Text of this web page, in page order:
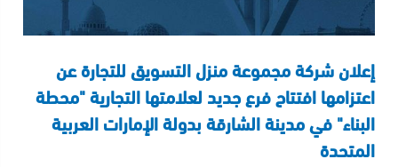
إعلان شركة مجموعة منزل التسويق للتجارة عن
اعتزامها افتتاح فرع جديد لعلامتها التجارية "محطة
البناء" في مدينة الشارقة بدولة الإمارات العربية
المتحدة